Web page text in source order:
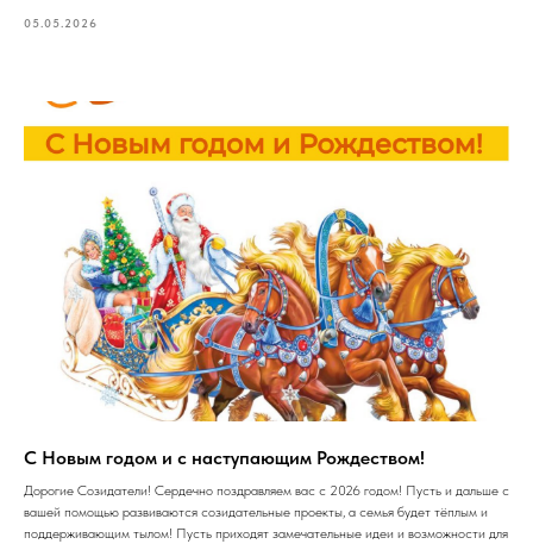
05.05.2026
С Новым годом и с наступающим Рождеством!
Дорогие Созидатели! Сердечно поздравляем вас с 2026 годом! Пусть и дальше с
вашей помощью развиваются созидательные проекты, а семья будет тёплым и
поддерживающим тылом! Пусть приходят замечательные идеи и возможности для